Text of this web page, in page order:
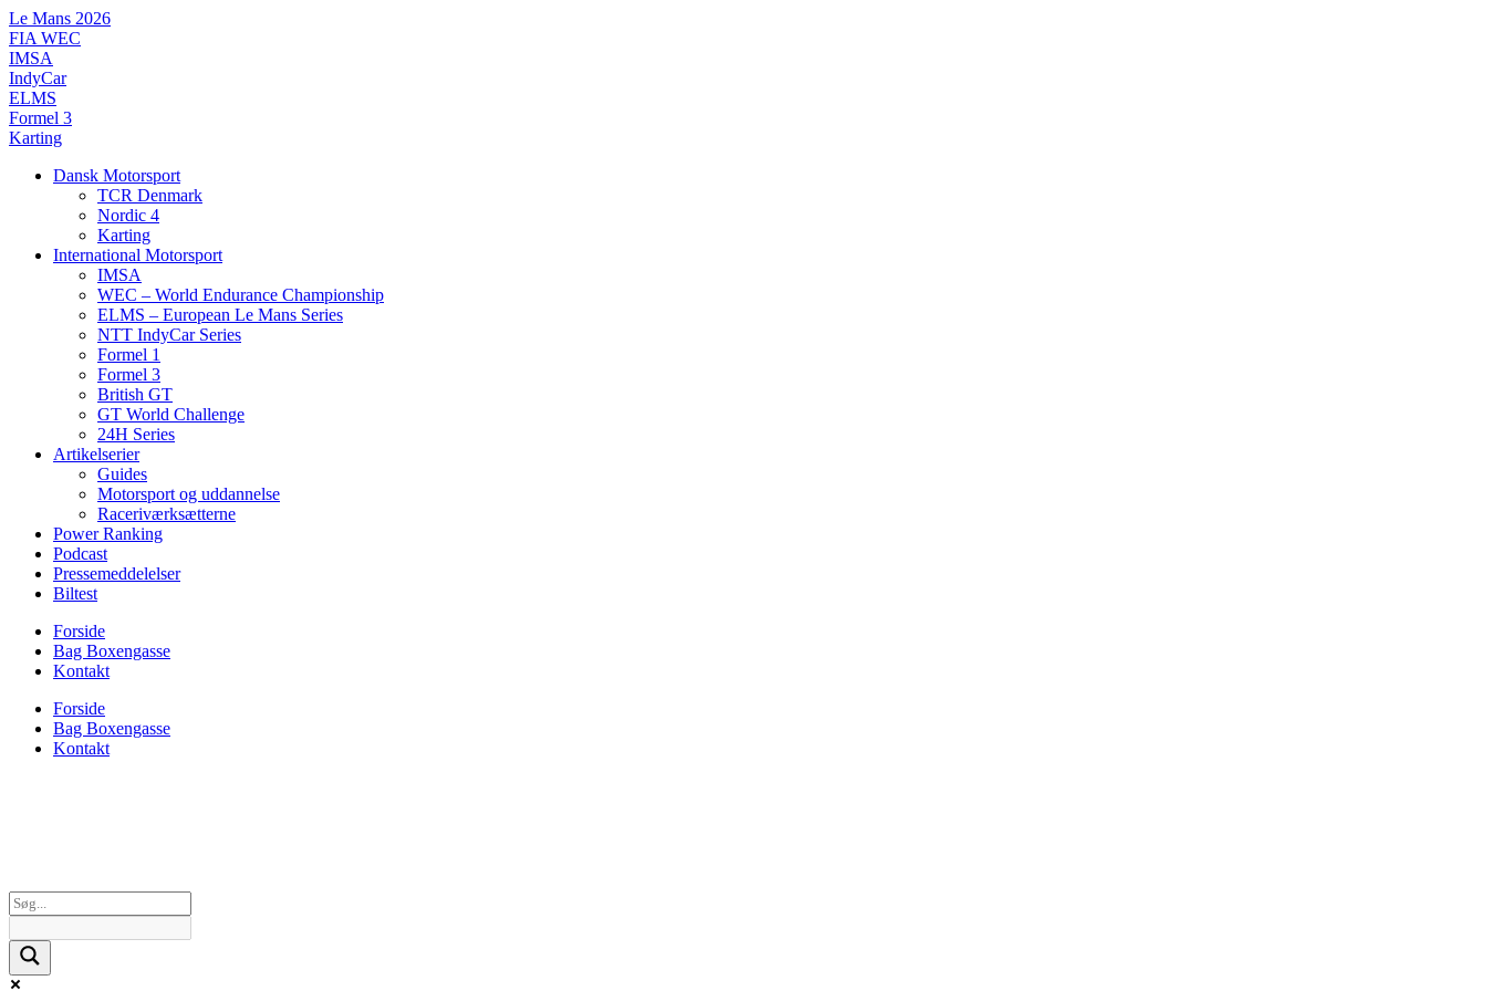
Videre
til
indhold
Le Mans 2026
FIA WEC
IMSA
IndyCar
ELMS
Formel 3
Karting
Dansk Motorsport
TCR Denmark
Nordic 4
Karting
International Motorsport
IMSA
WEC – World Endurance Championship
ELMS – European Le Mans Series
NTT IndyCar Series
Formel 1
Formel 3
British GT
GT World Challenge
24H Series
Artikelserier
Guides
Motorsport og uddannelse
Raceriværksætterne
Power Ranking
Podcast
Pressemeddelelser
Biltest
Forside
Bag Boxengasse
Kontakt
Forside
Bag Boxengasse
Kontakt